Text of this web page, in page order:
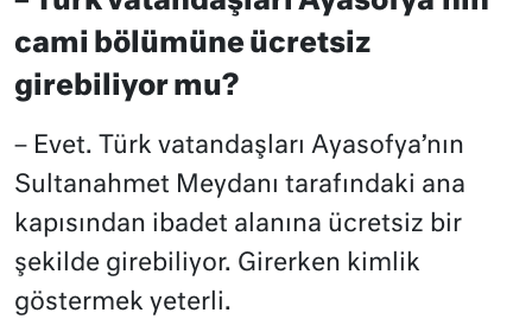
cami bölümüne ücretsiz
girebiliyor mu?
– Evet. Türk vatandaşları Ayasofya’nın
Sultanahmet Meydanı tarafındaki ana
kapısından ibadet alanına ücretsiz bir
şekilde girebiliyor. Girerken kimlik
göstermek yeterli.